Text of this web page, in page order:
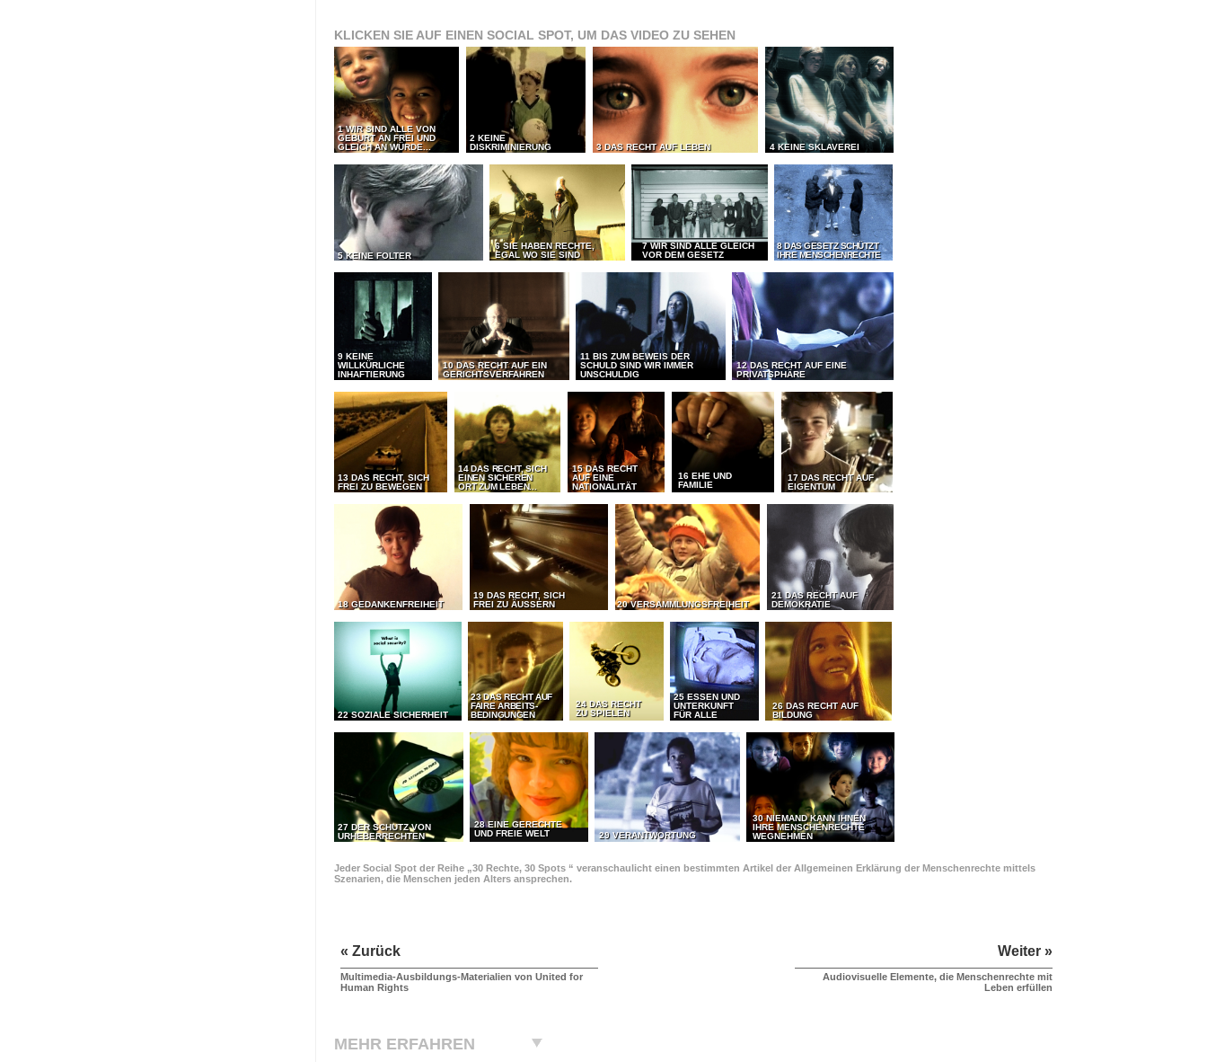
KLICKEN SIE AUF EINEN SOCIAL SPOT, UM DAS VIDEO ZU SEHEN
1 WIR SIND ALLE VON
GEBURT AN FREI UND
GLEICH AN WÜRDE...
2 KEINE
DISKRIMINIERUNG
3 DAS RECHT AUF LEBEN 4 KEINE SKLAVEREI
5 KEINE FOLTER
6 SIE HABEN RECHTE,
EGAL WO SIE SIND
7 WIR SIND ALLE GLEICH
VOR DEM GESETZ
8 DAS GESETZ SCHÜTZT
IHRE MENSCHENRECHTE
9 KEINE
WILLKÜRLICHE
INHAFTIERUNG
10 DAS RECHT AUF EIN
GERICHTSVERFAHREN
11 BIS ZUM BEWEIS DER
SCHULD SIND WIR IMMER
UNSCHULDIG
12 DAS RECHT AUF EINE
PRIVATSPHÄRE
13 DAS RECHT, SICH
FREI ZU BEWEGEN
14 DAS RECHT, SICH
EINEN SICHEREN
ORT ZUM LEBEN...
15 DAS RECHT
AUF EINE
NATIONALITÄT
16 EHE UND
FAMILIE
17 DAS RECHT AUF
EIGENTUM
18 GEDANKENFREIHEIT
19 DAS RECHT, SICH
FREI ZU ÄUSSERN
20 VERSAMMLUNGSFREIHEIT
21 DAS RECHT AUF
DEMOKRATIE
22 SOZIALE SICHERHEIT
23 DAS RECHT AUF
FAIRE ARBEITS-
BEDINGUNGEN
24 DAS RECHT
ZU SPIELEN
25 ESSEN UND
UNTERKUNFT
FÜR ALLE
26 DAS RECHT AUF
BILDUNG
27 DER SCHUTZ VON
URHEBERRECHTEN
28 EINE GERECHTE
UND FREIE WELT
29 VERANTWORTUNG
30 NIEMAND KANN IHNEN
IHRE MENSCHENRECHTE
WEGNEHMEN
Jeder Social Spot der Reihe „30 Rechte, 30 Spots “ veranschaulicht einen bestimmten Artikel der Allgemeinen Erklärung der Menschenrechte mittels
Szenarien, die Menschen jeden Alters ansprechen.
« Zurück
Multimedia-Ausbildungs-Materialien von United for
Human Rights
Weiter »
Audiovisuelle Elemente, die Menschenrechte mit
Leben erfüllen
MEHR ERFAHREN